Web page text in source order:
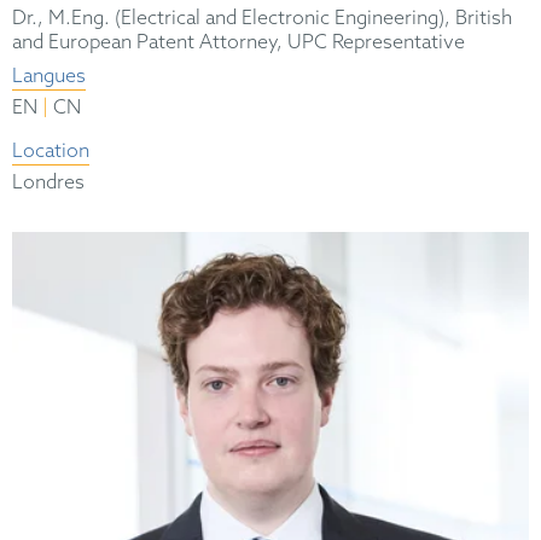
Dr., M.Eng. (Electrical and Electronic Engineering), British
and European Patent Attorney, UPC Representative
Langues
EN
CN
Location
Londres